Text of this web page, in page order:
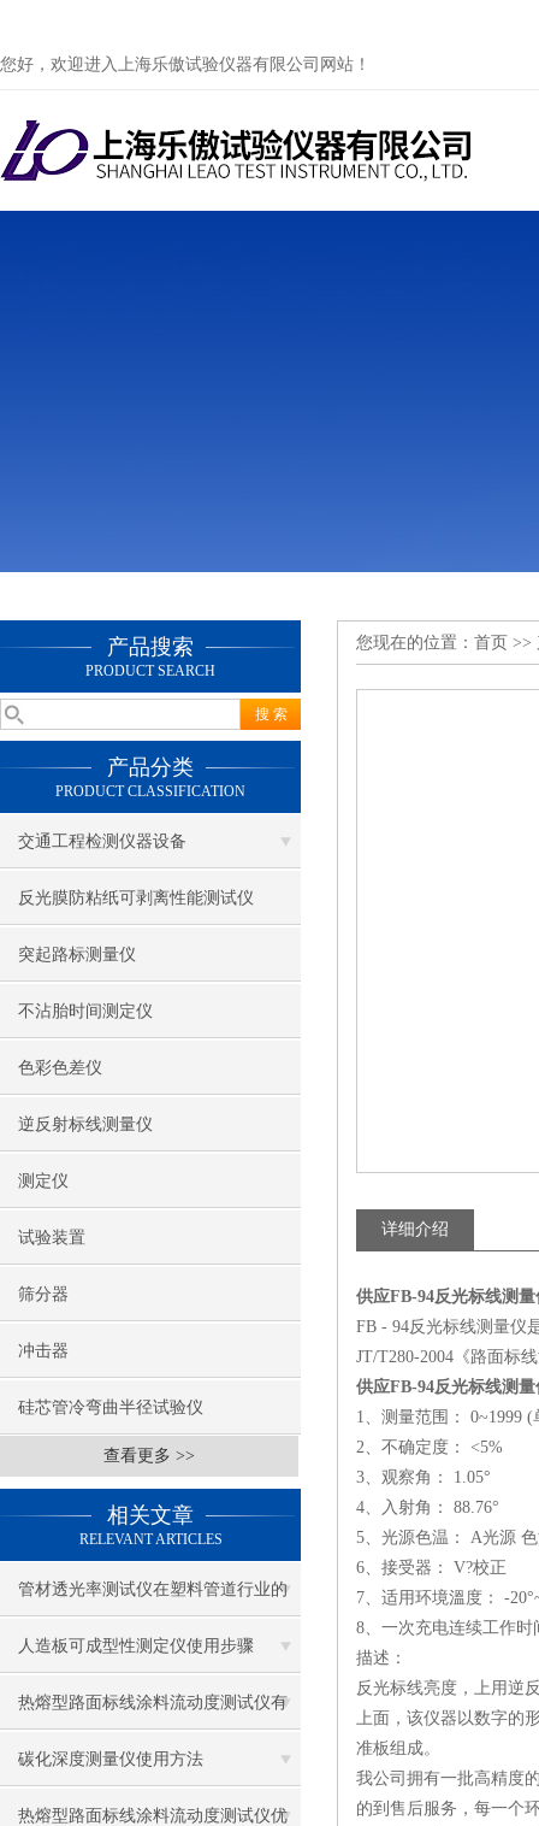
您好，欢迎进入上海乐傲试验仪器有限公司网站！
产品搜索
PRODUCT SEARCH
产品分类
PRODUCT CLASSIFICATION
交通工程检测仪器设备
反光膜防粘纸可剥离性能测试仪
突起路标测量仪
不沾胎时间测定仪
色彩色差仪
逆反射标线测量仪
测定仪
试验装置
筛分器
冲击器
硅芯管冷弯曲半径试验仪
查看更多 >>
相关文章
RELEVANT ARTICLES
管材透光率测试仪在塑料管道行业的
应用
人造板可成型性测定仪使用步骤
热熔型路面标线涂料流动度测试仪有
什么用？
碳化深度测量仪使用方法
热熔型路面标线涂料流动度测试仪优
您现在的位置： 首页 >>
详细介绍
供应FB-94反光标线测量
FB - 94反光标线测量仪
JT/T280-2004《路面标
供应FB-94反光标线测量
1、测量范围： 0~1999 (
2、不确定度： <5%
3、观察角： 1.05°
4、入射角： 88.76°
5、光源色温： A光源
6、接受器： V?校正
7、适用环境溫度： -
8、一次充电连续工作
描述：
反光标线亮度，上用逆
上面，该仪器以数字的
准板组成。
我公司拥有一批高精度
的到售后服务，每一个